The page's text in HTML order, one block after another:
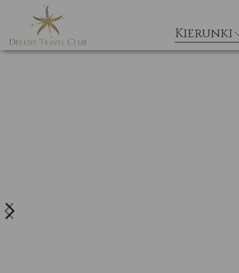
Kierunki